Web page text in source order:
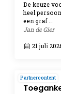
De keuze
heel
een graf …
Jan de Gier
21 juli
Partnercontent